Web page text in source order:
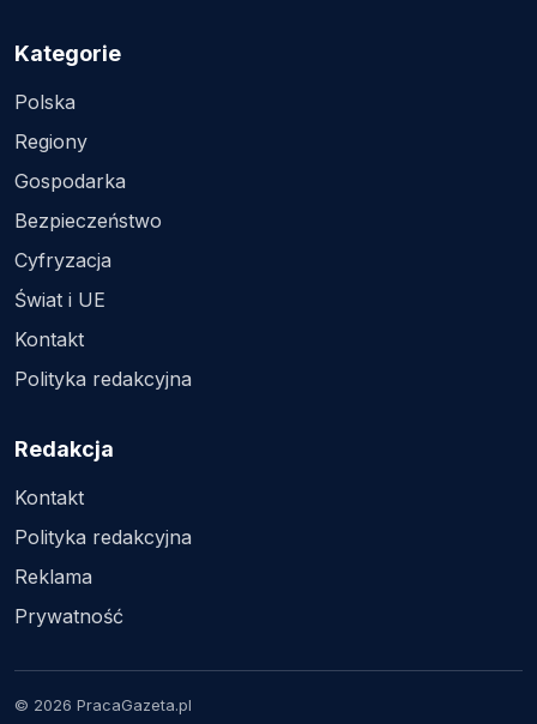
Kategorie
Polska
Regiony
Gospodarka
Bezpieczeństwo
Cyfryzacja
Świat i UE
Kontakt
Polityka redakcyjna
Redakcja
Kontakt
Polityka redakcyjna
Reklama
Prywatność
© 2026 PracaGazeta.pl